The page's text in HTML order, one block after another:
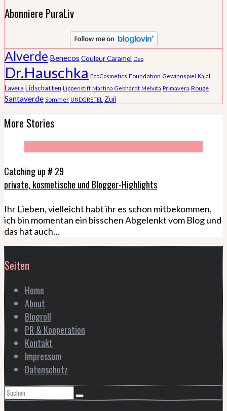
Abonniere PuraLiv
Alverde BenecosCouleur Caramel Deo
Dr.Hauschka EcoCosmetics Foundation Gewinnspiel Kajal
Lavera Lidschatten Lippenstift Martina Gebhardt Melvita Primavera Rouge
Santaverde Sommer UNDGRETEL Zuii
More Stories
Catching up # 29
private, kosmetische und Blogger-Highlights
Ihr Lieben, vielleicht habt ihr es schon mitbekommen,
ich bin momentan ein bisschen Abgelenkt vom Blog und
das hat auch…
Seiten
Home
About
Blogroll
PR & Kooperation
Kontakt
Impressum
Datenschutz